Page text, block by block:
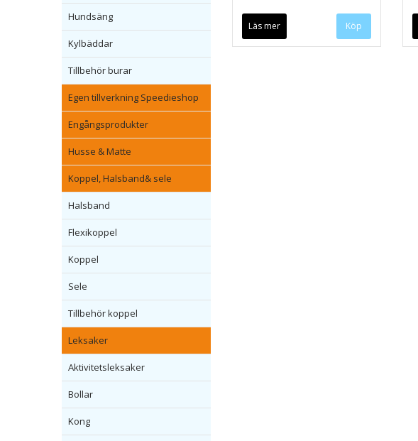
Hundsäng
Kylbäddar
Tillbehör burar
Egen tillverkning Speedieshop
Engångsprodukter
Husse & Matte
Koppel, Halsband& sele
Halsband
Flexikoppel
Koppel
Sele
Tillbehör koppel
Leksaker
Aktivitetsleksaker
Bollar
Kong
Läs mer Köp